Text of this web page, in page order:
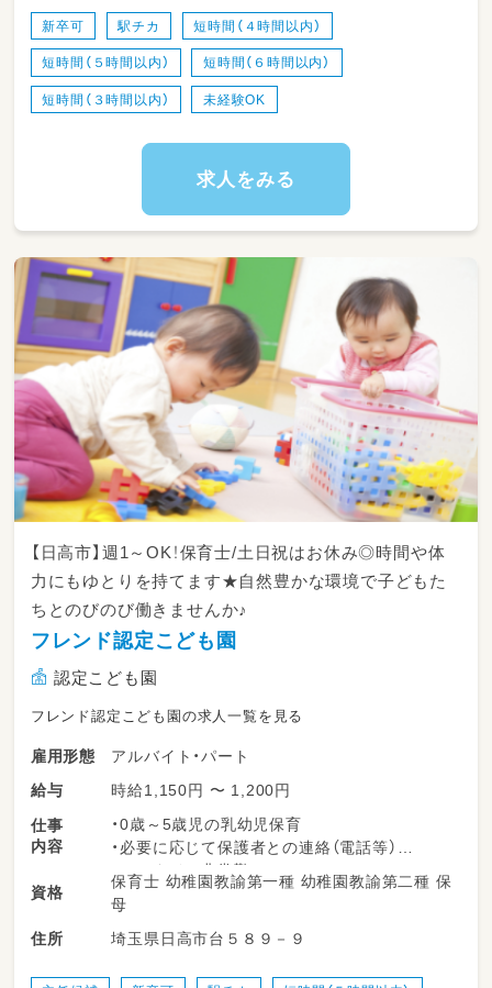
・朝の時間帯（7：30～9：30）
・夕方の時間帯(16：30～18：30)
・土曜日（7：30～16：30）土曜のみ週1回勤務歓
迎します
☆いずれの勤務形態でも、7：30～8：30・17：30
新卒可 駅チカ 短時間（４時間以内）
短時間（５時間以内） 短時間（６時間以内）
短時間（３時間以内） 未経験OK
求人をみる
【日高市】週1～OK！保育士/土日祝はお休み◎時間や体
力にもゆとりを持てます★自然豊かな環境で子どもた
ちとのびのび働きませんか♪
フレンド認定こども園
認定こども園
フレンド認定こども園の求人一覧を見る
雇用形態
アルバイト・パート
給与
時給1,150円 〜 1,200円
仕事
内容
・0歳～5歳児の乳幼児保育
・必要に応じて保護者との連絡（電話等）
・フルタイム非常勤
・午後～夕方の時間帯（14：00～18：30）
・朝の時間帯（7：30～9：30）
資格
保育士 幼稚園教諭第一種 幼稚園教諭第二種 保
母
住所
埼玉県日高市台５８９－９